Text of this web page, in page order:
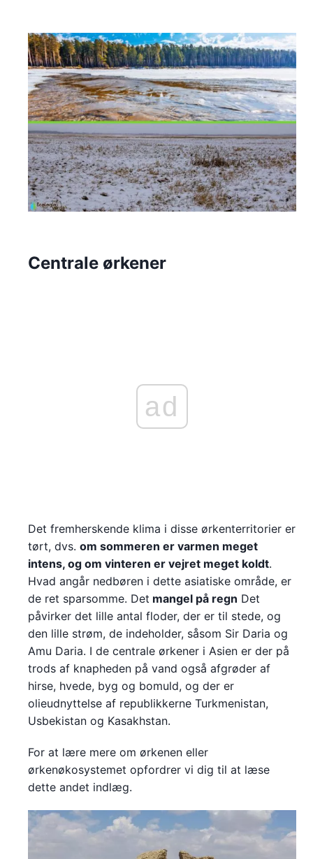
Centrale ørkener
ad
Det fremherskende klima i disse ørkenterritorier er
tørt, dvs. om sommeren er varmen meget
intens, og om vinteren er vejret meget koldt.
Hvad angår nedbøren i dette asiatiske område, er
de ret sparsomme. Det mangel på regn Det
påvirker det lille antal floder, der er til stede, og
den lille strøm, de indeholder, såsom Sir Daria og
Amu Daria. I de centrale ørkener i Asien er der på
trods af knapheden på vand også afgrøder af
hirse, hvede, byg og bomuld, og der er
olieudnyttelse af republikkerne Turkmenistan,
Usbekistan og Kasakhstan.
For at lære mere om ørkenen eller
ørkenøkosystemet opfordrer vi dig til at læse
dette andet indlæg.